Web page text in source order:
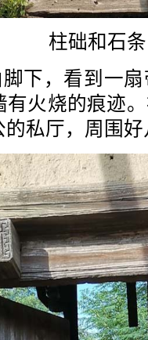
柱础和石条
，看到一扇
有火烧的痕迹
的私厅，周围